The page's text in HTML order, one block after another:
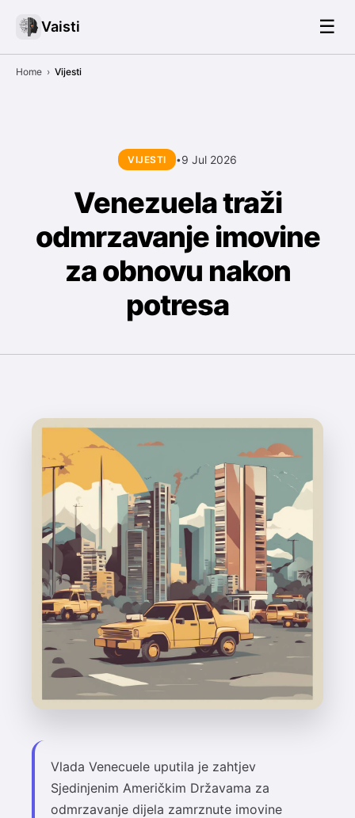
Vaisti ☰
Home › Vijesti
VIJESTI •9 Jul 2026
Venezuela traži
odmrzavanje imovine
za obnovu nakon
potresa
Vlada Venecuele uputila je zahtjev
Sjedinjenim Američkim Državama za
odmrzavanje dijela zamrznute imovine